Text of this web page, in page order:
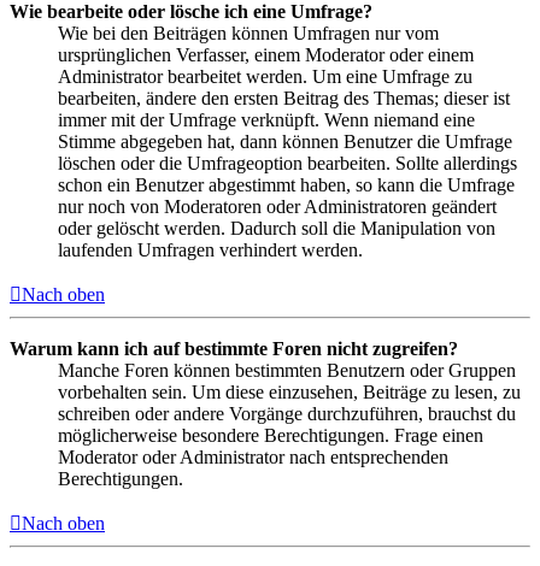
Wie bearbeite oder lösche ich eine Umfrage?
Wie bei den Beiträgen können Umfragen nur vom
ursprünglichen Verfasser, einem Moderator oder einem
Administrator bearbeitet werden. Um eine Umfrage zu
bearbeiten, ändere den ersten Beitrag des Themas; dieser ist
immer mit der Umfrage verknüpft. Wenn niemand eine
Stimme abgegeben hat, dann können Benutzer die Umfrage
löschen oder die Umfrageoption bearbeiten. Sollte allerdings
schon ein Benutzer abgestimmt haben, so kann die Umfrage
nur noch von Moderatoren oder Administratoren geändert
oder gelöscht werden. Dadurch soll die Manipulation von
laufenden Umfragen verhindert werden.
Nach oben
Warum kann ich auf bestimmte Foren nicht zugreifen?
Manche Foren können bestimmten Benutzern oder Gruppen
vorbehalten sein. Um diese einzusehen, Beiträge zu lesen, zu
schreiben oder andere Vorgänge durchzuführen, brauchst du
möglicherweise besondere Berechtigungen. Frage einen
Moderator oder Administrator nach entsprechenden
Berechtigungen.
Nach oben